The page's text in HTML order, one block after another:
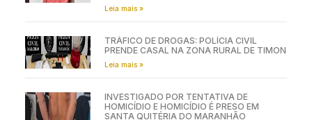
Leia mais »
TRÁFICO DE DROGAS: POLÍCIA CIVIL
PRENDE CASAL NA ZONA RURAL DE TIMON
Leia mais »
INVESTIGADO POR TENTATIVA DE
HOMICÍDIO E HOMICÍDIO É PRESO EM
SANTA QUITÉRIA DO MARANHÃO